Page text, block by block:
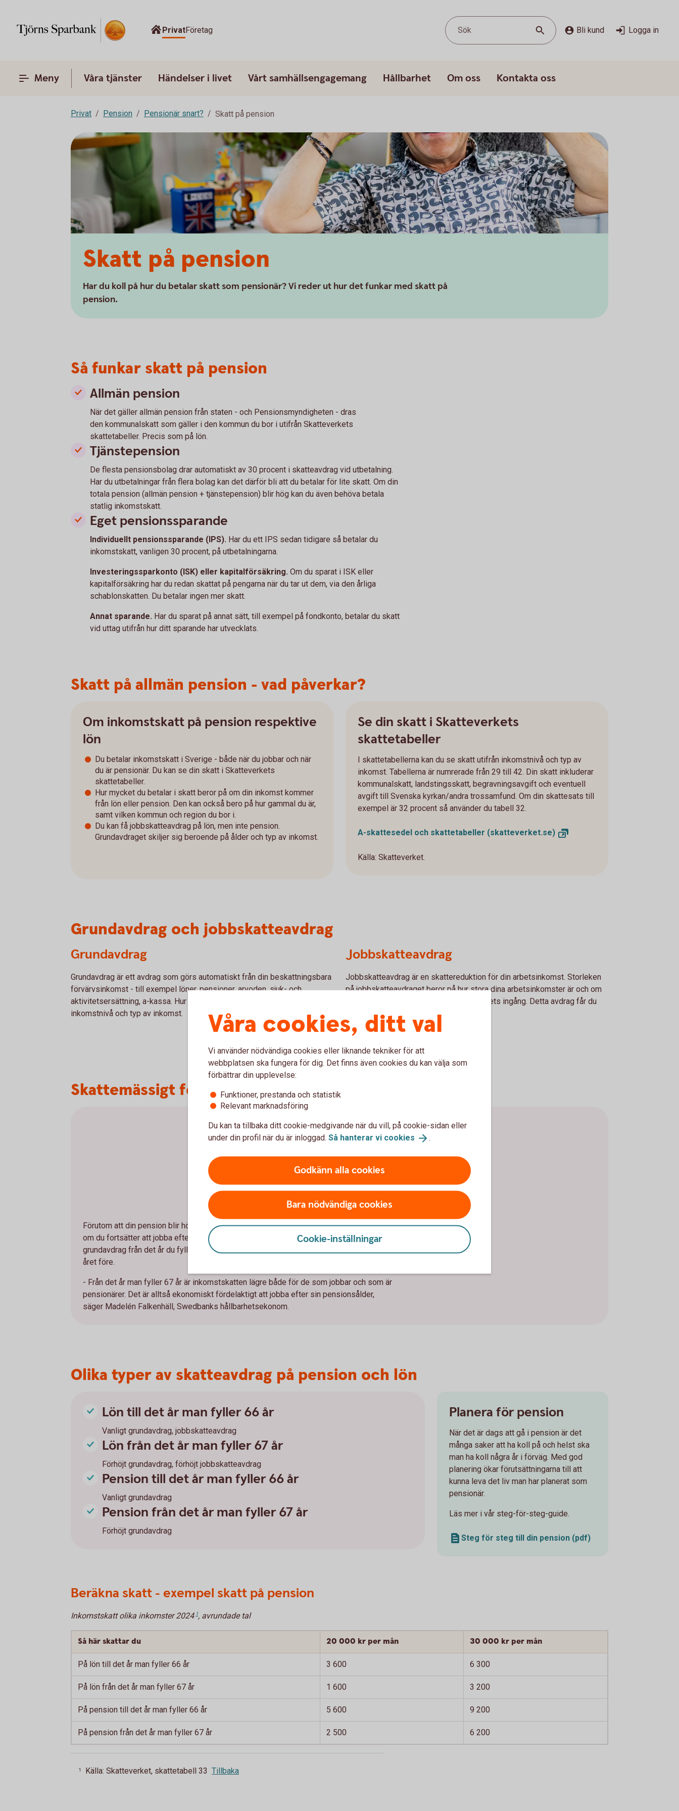
PrivatFöretag Sök Bli kund Logga in
Meny Våra tjänster Händelser i livet Vårt samhällsengagemang Hållbarhet Om oss Kontakta oss
Privat Pension Pensionär snart? Skatt på pension
Skatt på pension
Har du koll på hur du betalar skatt som pensionär? Vi reder ut hur det funkar med skatt på
pension.
Så funkar skatt på pension
Allmän pension
När det gäller allmän pension från staten - och Pensionsmyndigheten - dras
den kommunalskatt som gäller i den kommun du bor i utifrån Skatteverkets
skattetabeller. Precis som på lön.
Tjänstepension
De flesta pensionsbolag drar automatiskt av 30 procent i skatteavdrag vid utbetalning.
Har du utbetalningar från flera bolag kan det därför bli att du betalar för lite skatt. Om din
totala pension (allmän pension + tjänstepension) blir hög kan du även behöva betala
statlig inkomstskatt.
Eget pensionssparande
Individuellt pensionssparande (IPS). Har du ett IPS sedan tidigare så betalar du
inkomstskatt, vanligen 30 procent, på utbetalningarna.
Investeringssparkonto (ISK) eller kapitalförsäkring. Om du sparat i ISK eller
kapitalförsäkring har du redan skattat på pengarna när du tar ut dem, via den årliga
schablonskatten. Du betalar ingen mer skatt.
Annat sparande. Har du sparat på annat sätt, till exempel på fondkonto, betalar du skatt
vid uttag utifrån hur ditt sparande har utvecklats.
Skatt på allmän pension - vad påverkar?
Om inkomstskatt på pension respektive
lön
Du betalar inkomstskatt i Sverige - både när du jobbar och när
du är pensionär. Du kan se din skatt i Skatteverkets
skattetabeller.
Hur mycket du betalar i skatt beror på om din inkomst kommer
från lön eller pension. Den kan också bero på hur gammal du är,
samt vilken kommun och region du bor i.
Du kan få jobbskatteavdrag på lön, men inte pension.
Grundavdraget skiljer sig beroende på ålder och typ av inkomst.
Se din skatt i Skatteverkets
skattetabeller
I skattetabellerna kan du se skatt utifrån inkomstnivå och typ av
inkomst. Tabellerna är numrerade från 29 till 42. Din skatt inkluderar
kommunalskatt, landstingsskatt, begravningsavgift och eventuell
avgift till Svenska kyrkan/andra trossamfund. Om din skattesats till
exempel är 32 procent så använder du tabell 32.
A-skattesedel och skattetabeller (skatteverket.se)
Källa: Skatteverket.
Grundavdrag och jobbskatteavdrag
Grundavdrag
Grundavdrag är ett avdrag som görs automatiskt från din beskattningsbara
förvärvsinkomst - till exempel löner, pensioner, arvoden, sjuk- och
aktivitetsersättning, a-kassa. Hur stort grundavdraget blir beror på
inkomstnivå och typ av inkomst.
Jobbskatteavdrag
Jobbskatteavdrag är en skattereduktion för din arbetsinkomst. Storleken
på jobbskatteavdraget beror på hur stora dina arbetsinkomster är och om
du är över eller under 66 år vid inkomstårets ingång. Detta avdrag får du
inte på din pension.
Skattemässigt fördelaktigt att jobba längre
Förutom att din pension blir högre ju längre du jobbar, får du dessutom kvar mer av din lön
om du fortsätter att jobba efter det att du fyllt 66 år. Tack vare jobbskatteavdrag och höjt
grundavdrag från det år du fyller 67 år får du kvar mer av lönen efter skatt jämfört med
året före.
- Från det år man fyller 67 år är inkomstskatten lägre både för de som jobbar och som är
pensionärer. Det är alltså ekonomiskt fördelaktigt att jobba efter sin pensionsålder,
säger Madelén Falkenhäll, Swedbanks hållbarhetsekonom.
Lägre skatt
ålder
Olika typer av skatteavdrag på pension och lön
Lön till det år man fyller 66 år
Vanligt grundavdrag, jobbskatteavdrag
Lön från det år man fyller 67 år
Förhöjt grundavdrag, förhöjt jobbskatteavdrag
Pension till det år man fyller 66 år
Vanligt grundavdrag
Pension från det år man fyller 67 år
Förhöjt grundavdrag
Planera för pension
När det är dags att gå i pension är det
många saker att ha koll på och helst ska
man ha koll några år i förväg. Med god
planering ökar förutsättningarna till att
kunna leva det liv man har planerat som
pensionär.
Läs mer i vår steg-för-steg-guide.
Steg för steg till din pension (pdf)
Beräkna skatt - exempel skatt på pension
Inkomstskatt olika inkomster 2024 1, avrundade tal
Så här skattar du 20 000 kr per mån 30 000 kr per mån
På lön till det år man fyller 66 år 3 600 6 300
På lön från det år man fyller 67 år 1 600 3 200
På pension till det år man fyller 66 år 5 600 9 200
På pension från det år man fyller 67 år 2 500 6 200
1 Källa: Skatteverket, skattetabell 33 Tillbaka
Våra cookies, ditt val
Vi använder nödvändiga cookies eller liknande tekniker för att
webbplatsen ska fungera för dig. Det finns även cookies du kan välja som
förbättrar din upplevelse:
Funktioner, prestanda och statistik
Relevant marknadsföring
Du kan ta tillbaka ditt cookie-medgivande när du vill, på cookie-sidan eller
under din profil när du är inloggad. Så hanterar vi cookies .
Godkänn alla cookies
Bara nödvändiga cookies
Cookie-inställningar